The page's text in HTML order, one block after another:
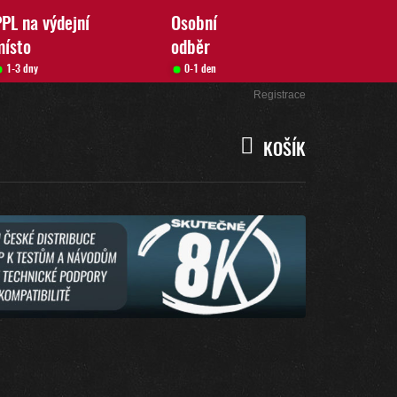
na výdejní
Osobní
odběr
1-3 dny 0-1 den
Registrace
KOŠÍK
KOŠÍK